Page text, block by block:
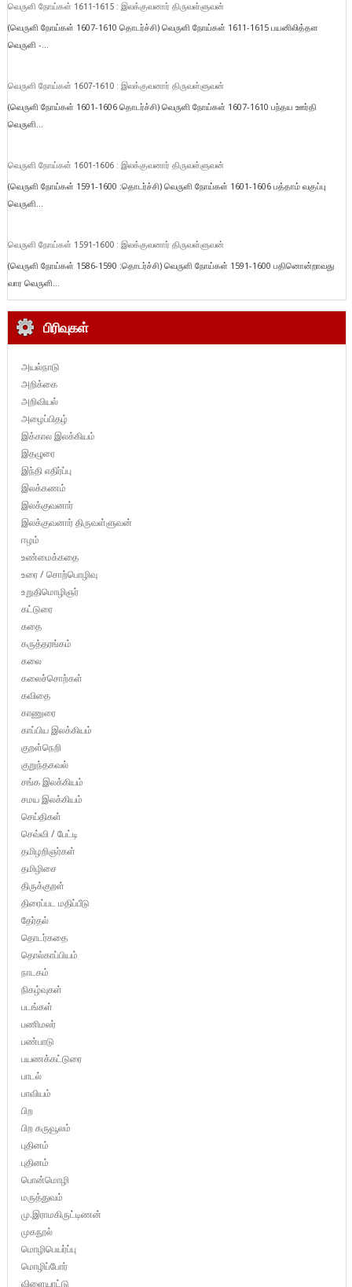
வெருளி நோய்கள் 1611-1615 : இலக்குவனார் திருவள்ளுவன்
(வெருளி நோய்கள் 1607-1610 தொடர்ச்சி) வெருளி நோய்கள் 1611-1615 பயனிலித்தள
வெருளி -...
வெருளி நோய்கள் 1607-1610 : இலக்குவனார் திருவள்ளுவன்
(வெருளி நோய்கள் 1601-1606 தொடர்ச்சி) வெருளி நோய்கள் 1607-1610 பந்தய ஊர்தி
வெருளி...
வெருளி நோய்கள் 1601-1606 : இலக்குவனார் திருவள்ளுவன்
(வெருளி நோய்கள் 1591-1600 :தொடர்ச்சி) வெருளி நோய்கள் 1601-1606 பத்தாம் வகுப்பு
வெருளி...
வெருளி நோய்கள் 1591-1600 : இலக்குவனார் திருவள்ளுவன்
(வெருளி நோய்கள் 1586-1590 :தொடர்ச்சி) வெருளி நோய்கள் 1591-1600 பதினொன்றாவது
வார வெருளி...
பிரிவுகள்
அயல்நாடு
அறிக்கை
அறிவியல்
அழைப்பிதழ்
இக்கால இலக்கியம்
இதழுரை
இந்தி எதிர்ப்பு
இலக்கணம்
இலக்குவனார்
இலக்குவனார் திருவள்ளுவன்
ஈழம்
உண்மைக்கதை
உரை / சொற்பொழிவு
உறுதிமொழிஞர்
கட்டுரை
கதை
கருத்தரங்கம்
கலை
கலைச்சொற்கள்
கவிதை
காணுரை
காப்பிய இலக்கியம்
குறள்நெறி
குறுந்தகவல்
சங்க இலக்கியம்
சமய இலக்கியம்
செய்திகள்
செவ்வி / பேட்டி
தமிழறிஞர்கள்
தமிழிசை
திருக்குறள்
திரைப்பட மதிப்பீடு
தேர்தல்
தொடர்கதை
தொல்காப்பியம்
நாடகம்
நிகழ்வுகள்
படங்கள்
பணிமலர்
பண்பாடு
பயணக்கட்டுரை
பாடல்
பாவியம்
பிற
பிற கருவூலம்
புதினம்
புதினம்
பொன்மொழி
மருத்துவம்
மு.இராமகிருட்டிணன்
முகநூல்
மொழிபெயர்ப்பு
மொழிப்போர்
விளையாட்டு